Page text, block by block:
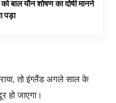
बाल यौन शोषण का दोषी मानने
पड़ा
तो इंग्लैंड अगले साल के
हो जाएगा।